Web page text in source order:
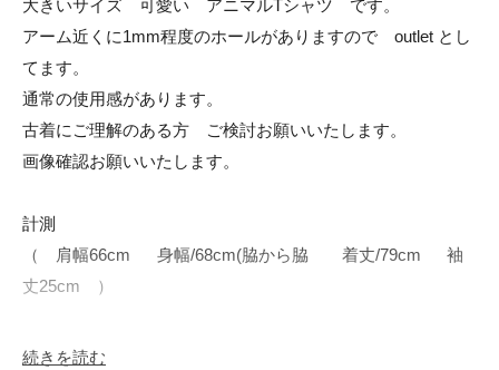
大きいサイズ　可愛い　アニマルTシャツ　です。
アーム近くに1mm程度のホールがありますので　outlet とし
てます。
通常の使用感があります。
古着にご理解のある方　ご検討お願いいたします。
画像確認お願いいたします。
計測
（　肩幅66cm      身幅/68cm(脇から脇　　着丈/79cm　  袖
丈25cm　）
続きを読む